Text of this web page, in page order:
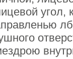
угол,